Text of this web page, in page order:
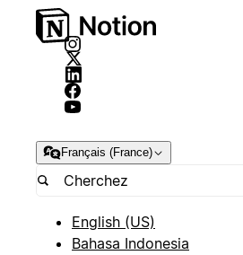
Français (France)
English (US)
Bahasa Indonesia